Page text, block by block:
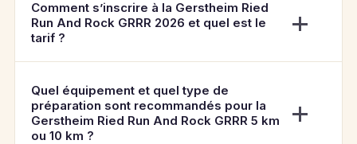
Comment s’inscrire à la Gerstheim Ried
Run And Rock GRRR 2026 et quel est le
tarif ?
Quel équipement et quel type de
préparation sont recommandés pour la
Gerstheim Ried Run And Rock GRRR 5 km
ou 10 km ?